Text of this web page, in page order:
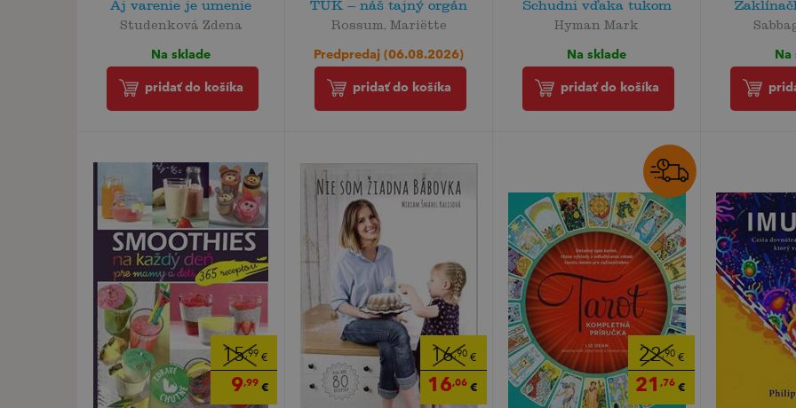
Aj varenie je umenie
Studenková Zdena
Na sklade
pridať do košíka
TUK – náš tajný orgán
Rossum, Mariëtte
Predpredaj (06.08.2026)
pridať do košíka
Schudni vďaka tukom
Hyman Mark
Na sklade
pridať do košíka
Na
15,99 €
9,99€
16,90 €
16,06 €
22,90 €
21 ,76 €